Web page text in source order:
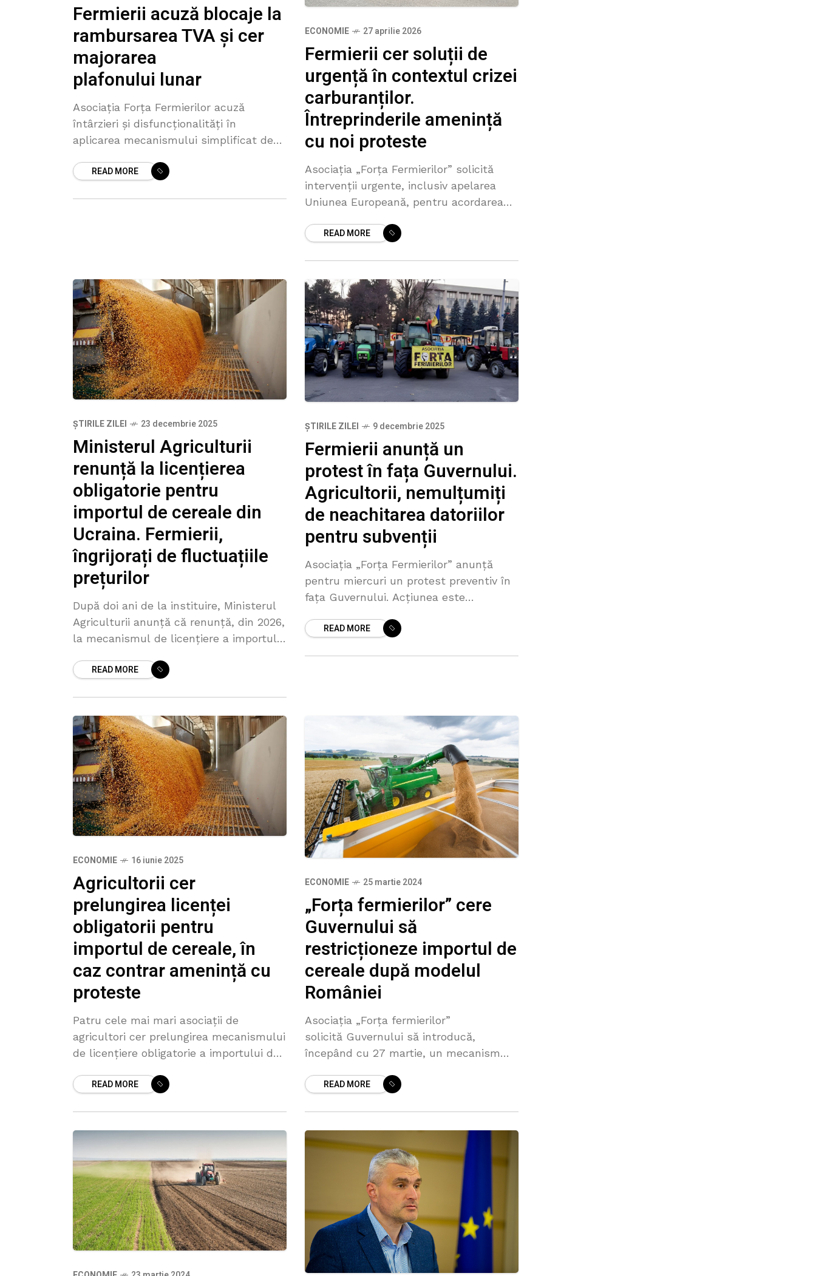
Fermierii acuză blocaje la
rambursarea TVA și cer
majorarea
plafonului lunar
Asociația Forța Fermierilor acuză
întârzieri și disfuncționalități în
aplicarea mecanismului simplificat de
cere intervenția urgentă a autorităților.
READ MORE
ECONOMIE 27 aprilie 2026
Fermierii cer soluții de
urgență în contextul crizei
carburanților.
Întreprinderile amenință
cu noi proteste
Asociația „Forța Fermierilor” solicită
intervenții urgente, inclusiv apelarea
Uniunea Europeană, pentru acordarea
mici și mijlocii. Totodată, agricultorii cer
READ MORE
ȘTIRILE ZILEI 23 decembrie 2025
Ministerul Agriculturii
renunță la licențierea
obligatorie pentru
importul de cereale din
Ucraina. Fermierii,
îngrijorați de fluctuațiile
prețurilor
După doi ani de la instituire, Ministerul
Agriculturii anunță că renunță, din 2026,
la mecanismul de licențiere a importului
mai fi prelungită și
READ MORE
ȘTIRILE ZILEI 9 decembrie 2025
Fermierii anunță un
protest în fața Guvernului.
Agricultorii, nemulțumiți
de neachitarea datoriilor
pentru subvenții
Asociația „Forța Fermierilor” anunță
pentru miercuri un protest preventiv în
fața Guvernului. Acțiunea este
regiunea de sud, care solicită măsuri
READ MORE
ECONOMIE 16 iunie 2025
Agricultorii cer
prelungirea licenței
obligatorii pentru
importul de cereale, în
caz contrar amenință cu
proteste
Patru cele mai mari asociații de
agricultori cer prelungirea mecanismului
de licențiere obligatorie a importului de
organizațiile de fermieri solicită și
READ MORE
ECONOMIE 25 martie 2024
„Forța fermierilor” cere
Guvernului să
restricționeze importul de
cereale după modelul
României
Asociația „Forța fermierilor”
solicită Guvernului să introducă,
începând cu 27 martie, un mecanism
de grâu, porumb, floarea-soarelui și
creșterii
READ MORE